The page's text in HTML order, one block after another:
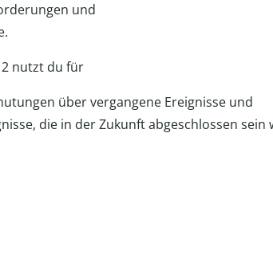
und
nutzt du für
über vergangene Ereignisse und
die in der Zukunft abgeschlossen sein